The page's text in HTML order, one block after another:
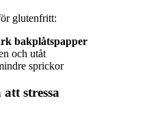
glutenfritt:
bakplåtspapper
och utåt
sprickor
stressa